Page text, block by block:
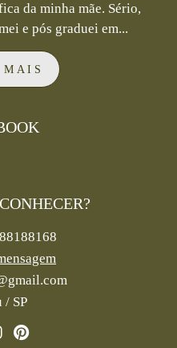
da minha mãe. Sério,
e pós graduei em...
/ SP